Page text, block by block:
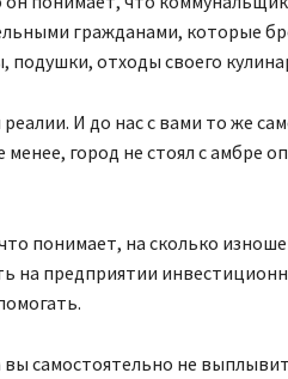
гражданами, которые
отходы своего
И до нас с вами то же
город не стоял с амбре
понимает, на сколько
на предприятии
самостоятельно не